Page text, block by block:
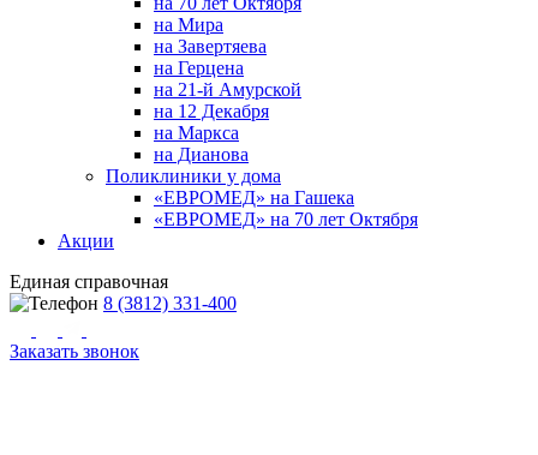
на Мира
на Завертяева
на Герцена
на 21-й Амурской
на 12 Декабря
на Маркса
на Дианова
Поликлиники у дома
«ЕВРОМЕД» на Гашека
«ЕВРОМЕД» на 70 лет Октября
Акции
Единая справочная
8 (3812) 331-400
Заказать звонок